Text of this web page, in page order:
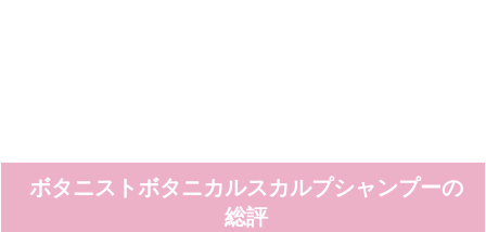
ボタニストボタニカルスカルプシャンプーの
総評